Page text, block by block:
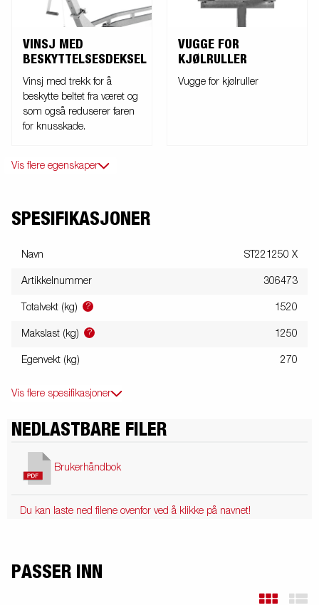
VINSJ MED
BESKYTTELSESDEKSEL
Vinsj med trekk for å
beskytte beltet fra været og
som også reduserer faren
for knusskade.
VUGGE FOR
KJØLRULLER
Vugge for kjølruller
Vis flere egenskaper
SPESIFIKASJONER
Navn ST221250 X
Artikkelnummer 306473
Totalvekt (kg) ? 1520
Makslast (kg) ? 1250
Egenvekt (kg) 270
Vis flere spesifikasjoner
NEDLASTBARE FILER
Brukerhåndbok
Du kan laste ned filene ovenfor ved å klikke på navnet!
PASSER INN